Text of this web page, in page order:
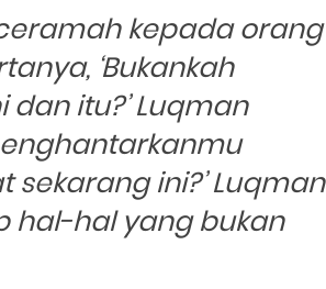
kepada orang
‘Bukankah
itu?’ Luqman
ini?’ Luqman
hal-hal yang bukan